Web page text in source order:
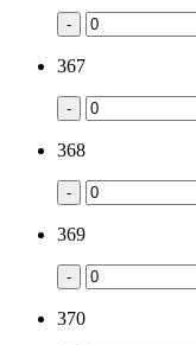
-
367
-
368
-
369
-
370